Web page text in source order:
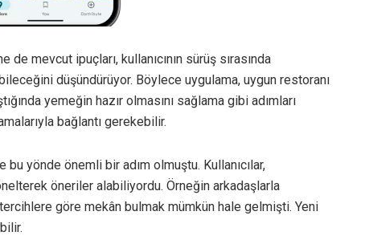
mevcut ipuçları, kullanıcının sürüş sırasında
düşündürüyor. Böylece uygulama, uygun restoranı
yemeğin hazır olmasını sağlama gibi adımları
bağlantı gerekebilir.
bu yönde önemli bir adım olmuştu. Kullanıcılar,
öneriler alabiliyordu. Örneğin arkadaşlarla
göre mekân bulmak mümkün hale gelmişti. Yeni